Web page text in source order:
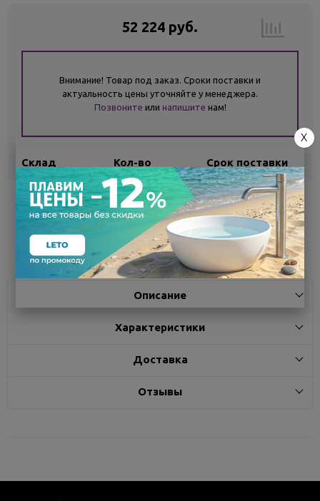
52 224 руб.
Внимание! Товар под заказ. Сроки поставки и
актуальность цены уточняйте у менеджера.
Позвоните или напишите нам!
Склад Кол-во Срок поставки
Белгород под заказ 7 - 14 дней
Поделиться
Описание
Характеристики
Доставка
Отзывы
X